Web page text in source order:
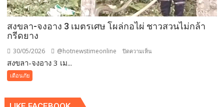
ดับ
สงขลา-จงอาง 3 เมตรเศษ โผล่กอไผ่ ชาวสวนไม่กล้า
กรีดยาง
30/05/2026 @hotnewstimeonline ปิดความเห็น
สงขลา-จงอาง 3 เม...
เตือนภัย